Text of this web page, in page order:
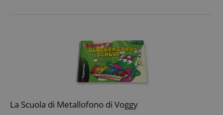
La Scuola di Metallofono di Voggy